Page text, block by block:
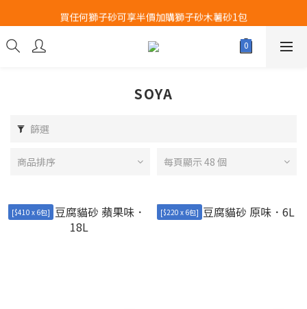
Airbuggy 全線現貨8折！立即點擊火速搶購
買任何獅子砂可享半價加購獅子砂木薯砂1包
Airbuggy 全線現貨8折！立即點擊火速搶購
SOYA
篩選
商品排序 每頁顯示 48 個
[$410 x 6包] [$220 x 6包]